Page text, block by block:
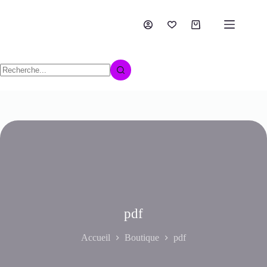
pdf
Accueil Boutique pdf